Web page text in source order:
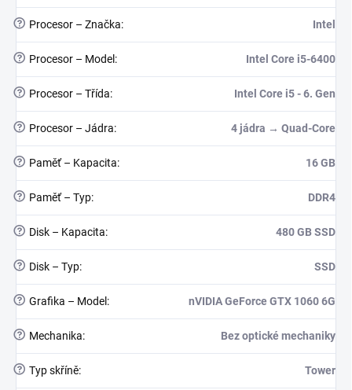
? Procesor – Značka: Intel
? Procesor – Model : Intel Core i5-6400
? Procesor – Třída: Intel Core i5 - 6. Gen
? Procesor – Jádra: 4 jádra → Quad-Core
? Paměť – Kapacita: 16 GB
? Paměť – Typ: DDR4
? Disk – Kapacita: 480 GB SSD
? Disk – Typ: SSD
? Grafika – Model : nVIDIA GeForce GTX 1060 6G
? Mechanika: Bez optické mechaniky
? Typ skříně: Tower